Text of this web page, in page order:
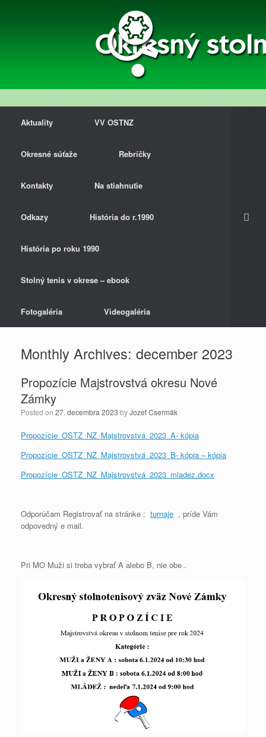
Aktuality VV OSTNZ
Okresné súťaže Rebríčky
Kontakty Na stiahnutie
Odkazy História do r.1990
História po roku 1990
Stolný tenis v okrese – ebook
Fotogaléria Videogaléria
Monthly Archives: december 2023
Propozície Majstrovstvá okresu Nové
Zámky
Posted on 27. decembra 2023 byJozef Csermák
Propozície_OSTZ_NZ_Majstrovstvá_2023_A- kópia
Propozície_OSTZ_NZ_Majstrovstvá_2023_B- kópia – kópia
Propozície_OSTZ_NZ_Majstrovstvá_2023_mladez.docx
Odporúčam Registrovať na stránke : turnaje , príde Vám
odpovedný e mail.
Pri MO Muži si treba vybrať A alebo B, nie obe .